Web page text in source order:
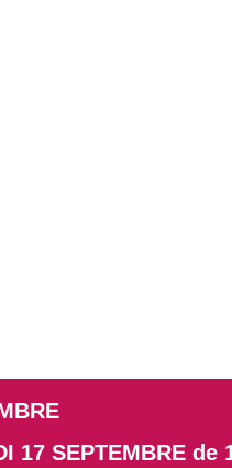
17 SEPTEMBRE de